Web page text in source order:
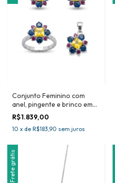
Conjunto Feminino com
anel, pingente e brinco em
prata 925 com Safiras
Naturais -Joia Certificada
R$1.839,00
10 x de R$183,90 sem juros
Frete grátis